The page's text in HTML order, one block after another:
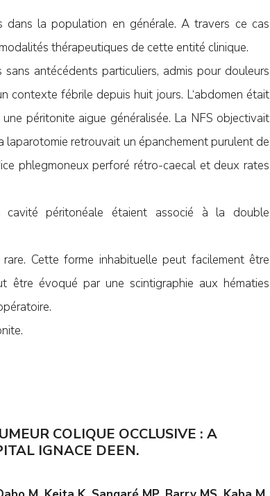
dans la population en générale. A travers ce cas
thérapeutiques de cette entité clinique.
sans antécédents particuliers, admis pour douleurs
contexte fébrile depuis huit jours. L‘abdomen était
péritonite aigue généralisée. La NFS objectivait
retrouvait un épanchement purulent de
phlegmoneux perforé rétro-caecal et deux rates
cavité péritonéale étaient associé à la double
Cette forme inhabituelle peut facilement être
être évoqué par une scintigraphie aux hématies
COLIQUE OCCLUSIVE : A
IGNACE DEEN.